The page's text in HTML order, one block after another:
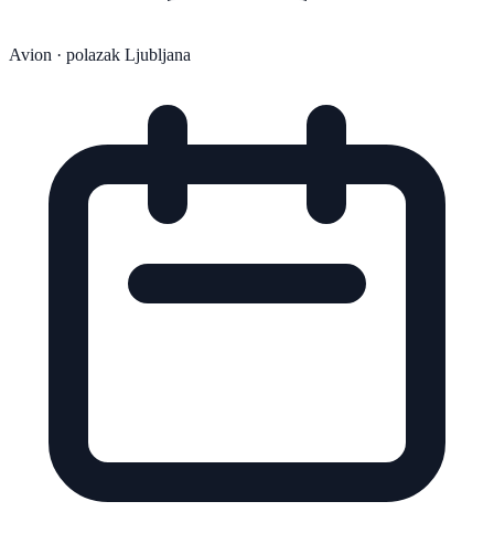
Avion · polazak Ljubljana